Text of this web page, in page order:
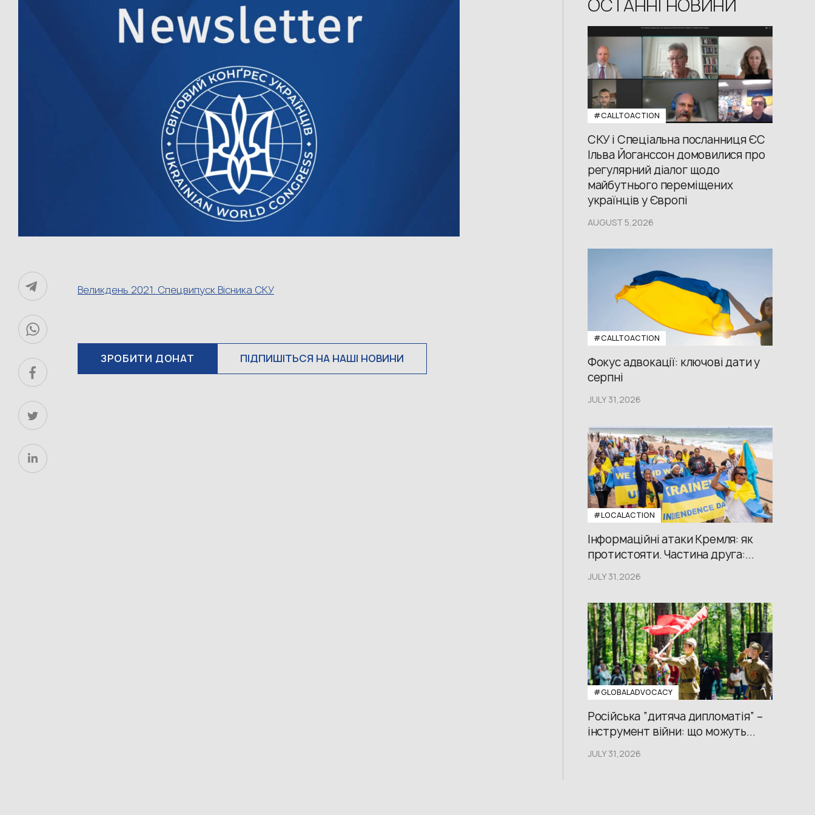
Великдень 2021. Спецвипуск Вісника СКУ
ЗРОБИТИ ДОНАТ ПІДПИШІТЬСЯ НА НАШІ НОВИНИ
ОСТАННІ НОВИНИ
#CALLTOACTION
СКУ і Спеціальна посланниця ЄС
Ільва Йоганссон домовилися про
регулярний діалог щодо
майбутнього переміщених
українців у Європі
AUGUST 5,2026
#CALLTOACTION
Фокус адвокації: ключові дати у
серпні
JULY 31,2026
#LOCALACTION
Інформаційні атаки Кремля: як
протистояти. Частина друга:...
JULY 31,2026
#GLOBALADVOCACY
Російська “дитяча дипломатія” –
інструмент війни: що можуть...
JULY 31,2026